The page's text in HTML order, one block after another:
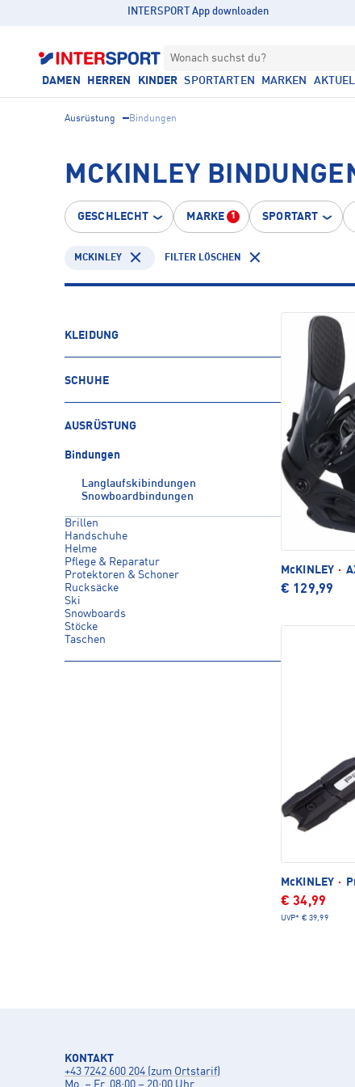
INTERSPORT App downloaden
Wonach suchst du?
DAMEN HERREN KINDER SPORTARTEN MARKEN
Ausrüstung Bindungen
MCKINLEY
GESCHLECHT MARKE 1 SPORTART
MCKINLEY FILTER LÖSCHEN
KLEIDUNG
SCHUHE
AUSRÜSTUNG
Bindungen
Langlaufskibindungen
Snowboardbindungen
Brillen
Handschuhe
Helme
Pflege & Reparatur
Protektoren & Schoner
Rucksäcke
Ski
Snowboards
Stöcke
Taschen
McKINLEY ·
€ 129,99
McKINLEY ·
€ 34,99
UVP* € 39,99
KONTAKT
+43 7242 600 204 (zum Ortstarif)